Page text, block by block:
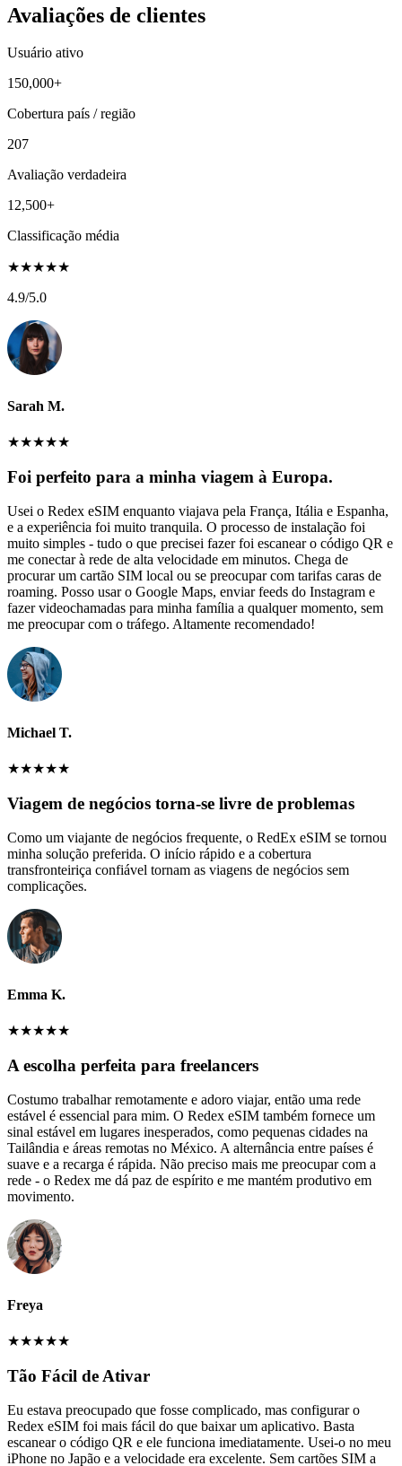
Avaliações de clientes
Usuário ativo
150,000+
Cobertura país / região
207
Avaliação verdadeira
12,500+
Classificação média
★★★★★
4.9/5.0
Sarah M.
★★★★★
Foi perfeito para a minha viagem à Europa.
Usei o Redex eSIM enquanto viajava pela França, Itália e Espanha,
e a experiência foi muito tranquila. O processo de instalação foi
muito simples - tudo o que precisei fazer foi escanear o código QR e
me conectar à rede de alta velocidade em minutos. Chega de
procurar um cartão SIM local ou se preocupar com tarifas caras de
roaming. Posso usar o Google Maps, enviar feeds do Instagram e
fazer videochamadas para minha família a qualquer momento, sem
me preocupar com o tráfego. Altamente recomendado!
Michael T.
★★★★★
Viagem de negócios torna-se livre de problemas
Como um viajante de negócios frequente, o RedEx eSIM se tornou
minha solução preferida. O início rápido e a cobertura
transfronteiriça confiável tornam as viagens de negócios sem
complicações.
Emma K.
★★★★★
A escolha perfeita para freelancers
Costumo trabalhar remotamente e adoro viajar, então uma rede
estável é essencial para mim. O Redex eSIM também fornece um
sinal estável em lugares inesperados, como pequenas cidades na
Tailândia e áreas remotas no México. A alternância entre países é
suave e a recarga é rápida. Não preciso mais me preocupar com a
rede - o Redex me dá paz de espírito e me mantém produtivo em
movimento.
Freya
★★★★★
Tão Fácil de Ativar
Eu estava preocupado que fosse complicado, mas configurar o
Redex eSIM foi mais fácil do que baixar um aplicativo. Basta
escanear o código QR e ele funciona imediatamente. Usei-o no meu
iPhone no Japão e a velocidade era excelente. Sem cartões SIM a